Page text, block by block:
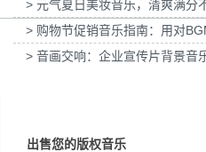
> 元气夏日美妆音乐，清爽满分
> 购物节促销音乐指南：用对
> 音画交响：企业宣传片背景音
出售您的版权音乐